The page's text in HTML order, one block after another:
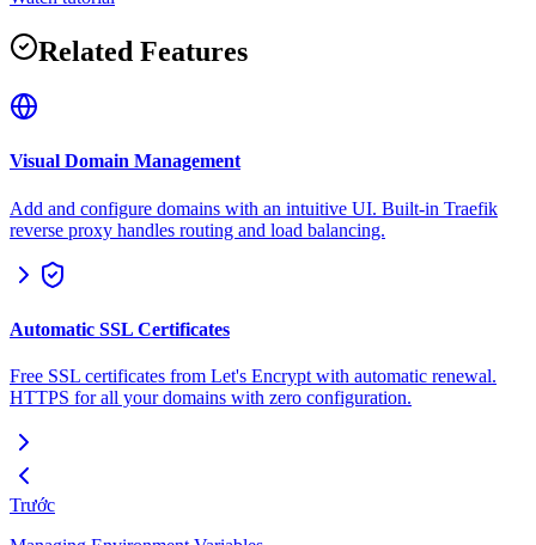
Related Features
Visual Domain Management
Add and configure domains with an intuitive UI. Built-in Traefik
reverse proxy handles routing and load balancing.
Automatic SSL Certificates
Free SSL certificates from Let's Encrypt with automatic renewal.
HTTPS for all your domains with zero configuration.
Trước